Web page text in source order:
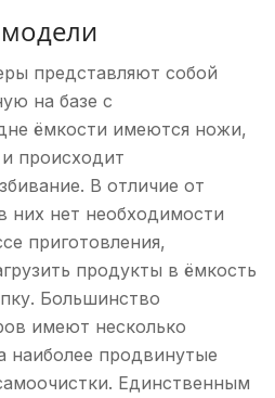
представляют собой
на базе с
ёмкости имеются ножи,
происходит
В отличие от
них нет необходимости
приготовления,
продукты в ёмкость
Большинство
имеют несколько
наиболее продвинутые
Единственным